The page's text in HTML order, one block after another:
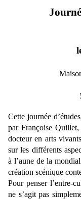
Cette journée
par Françoise
docteur en arts
sur les différents
à l’aune de la
création scénique
Pour penser l’entre-
ne s’agit pas